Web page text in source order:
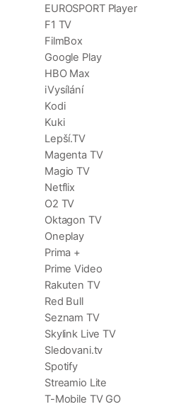
EUROSPORT Player
F1 TV
FilmBox
Google Play
HBO Max
iVysílání
Kodi
Kuki
Lepší.TV
Magenta TV
Magio TV
Netflix
O2 TV
Oktagon TV
Oneplay
Prima +
Prime Video
Rakuten TV
Red Bull
Seznam TV
Skylink Live TV
Sledovani.tv
Spotify
Streamio Lite
T-Mobile TV GO